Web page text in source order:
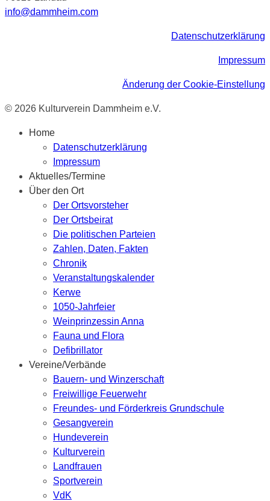
info@dammheim.com
Datenschutzerklärung
Impressum
Änderung der Cookie-Einstellung
© 2026 Kulturverein Dammheim e.V.
Home
Datenschutzerklärung
Impressum
Aktuelles/Termine
Über den Ort
Der Ortsvorsteher
Der Ortsbeirat
Die politischen Parteien
Zahlen, Daten, Fakten
Chronik
Veranstaltungskalender
Kerwe
1050-Jahrfeier
Weinprinzessin Anna
Fauna und Flora
Defibrillator
Vereine/Verbände
Bauern- und Winzerschaft
Freiwillige Feuerwehr
Freundes- und Förderkreis Grundschule
Gesangverein
Hundeverein
Kulturverein
Landfrauen
Sportverein
VdK